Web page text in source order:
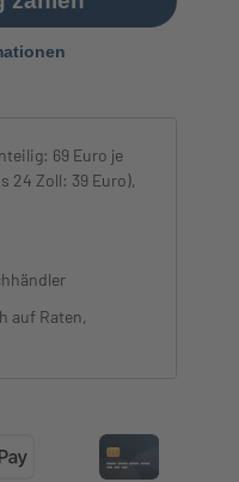
69 Euro je
24 Zoll: 39 Euro),
auf Raten,